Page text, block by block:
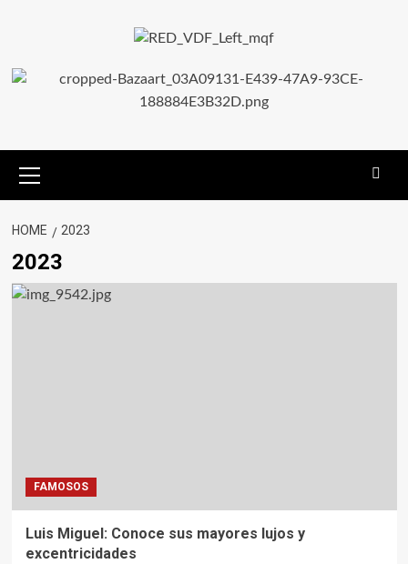
HOME 2023
2023
FAMOSOS
Luis Miguel: Conoce sus mayores lujos y
excentricidades